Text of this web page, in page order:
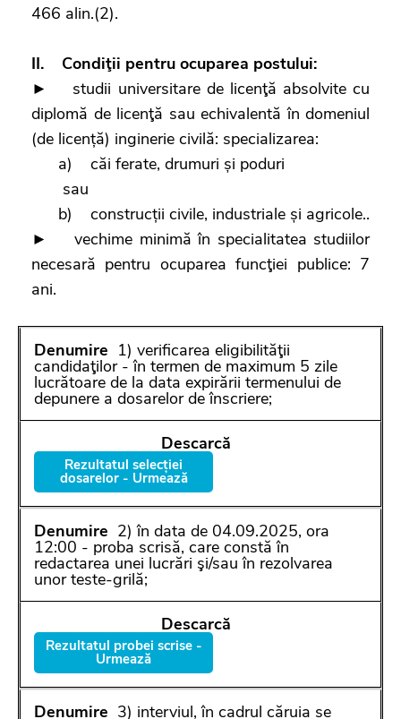
466 alin.(2).
II. Condiţii pentru ocuparea postului:
► studii universitare de licenţă absolvite cu
diplomă de licenţă sau echivalentă în domeniul
(de licență) inginerie civilă: specializarea:
a) căi ferate, drumuri și poduri
sau
b) construcții civile, industriale și agricole..
► vechime minimă în specialitatea studiilor
necesară pentru ocuparea funcţiei publice: 7
ani.
1) verificarea eligibilităţii
candidaţilor - în termen de maximum 5 zile
lucrătoare de la data expirării termenului de
depunere a dosarelor de înscriere;
Rezultatul selecției
dosarelor - Urmează
2) în data de 04.09.2025, ora
12:00 - proba scrisă, care constă în
redactarea unei lucrări şi/sau în rezolvarea
unor teste-grilă;
Rezultatul probei scrise -
Urmează
3) interviul, în cadrul căruia se